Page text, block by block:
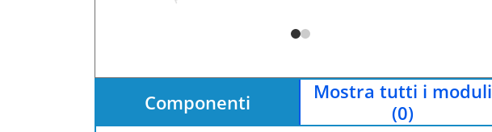
Componenti
Mostra tutti i moduli
(0)